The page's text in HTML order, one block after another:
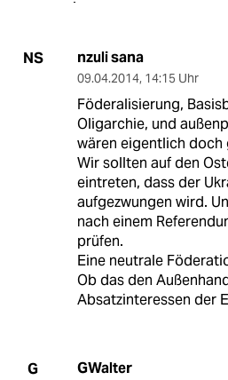
NS nzuli sana
09.04.2014, 14:15 Uhr
Föderalisierung,
Oligarchie, und
wären eigentlich doch
Wir sollten auf den
eintreten, dass der
aufgezwungen wird.
nach einem
prüfen.
Eine neutrale
Ob das den
Absatzinteressen der
G GWalter